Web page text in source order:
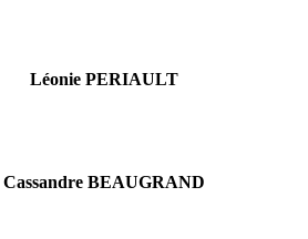
Léonie PERIAULT
Cassandre BEAUGRAND